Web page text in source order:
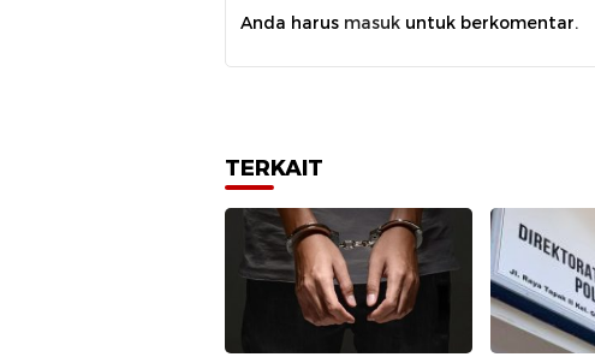
Anda harus masuk untuk berkomentar.
TERKAIT